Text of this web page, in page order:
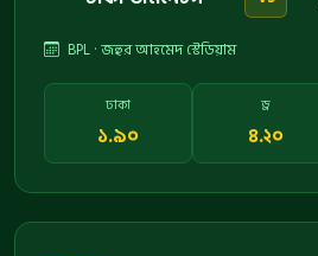
BPL · জহুর আহমেদ স্টেডিয়াম
ঢাকা
১.৯০
ড্র
৪.২০